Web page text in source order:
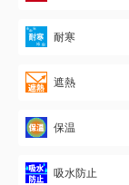
耐寒
遮熱
保温
吸水防止